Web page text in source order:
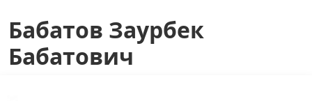
Бабатов Заурбек
Бабатович